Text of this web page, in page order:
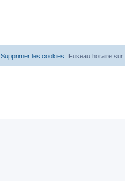
Fuseau horaire sur
Supprimer les cookies